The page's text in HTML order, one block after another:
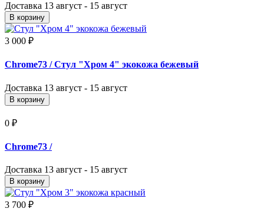
Доставка 13 август - 15 август
В корзину
3 000 ₽
Chrome73 / Стул "Хром 4" экокожа бежевый
Доставка 13 август - 15 август
В корзину
0 ₽
Chrome73 /
Доставка 13 август - 15 август
В корзину
3 700 ₽